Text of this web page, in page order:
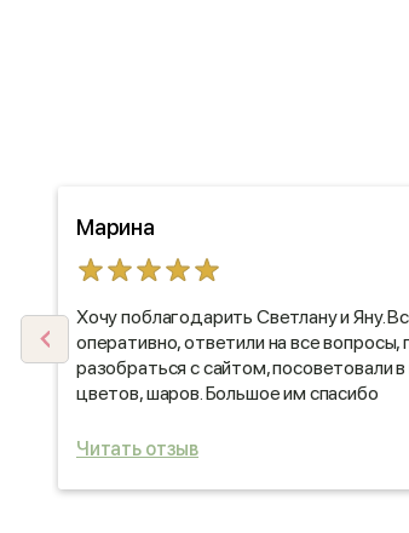
Марина
Хочу поблагодарить Светлану и Яну.
оперативно, ответили на все вопросы,
разобраться с сайтом, посоветовали
цветов, шаров. Большое им спасибо
Читать отзыв